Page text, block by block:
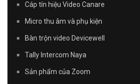
Cáp tín hiệu Video Canare
Micro thu âm và phụ kiện
Bàn trộn video Devicewell
Tally Intercom Naya
Sản phẩm của Zoom